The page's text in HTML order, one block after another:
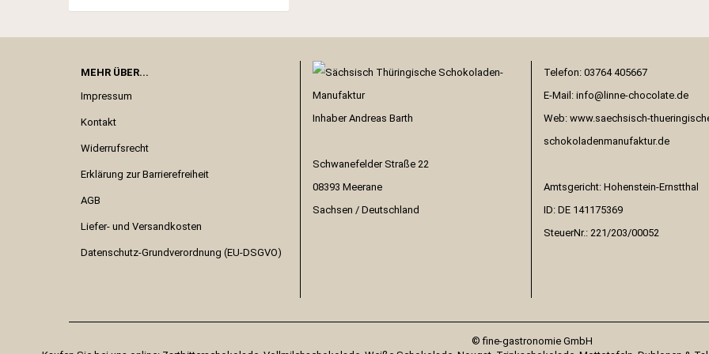
MEHR ÜBER...
Impressum
Kontakt
Widerrufsrecht
Erklärung zur Barrierefreiheit
AGB
Liefer- und Versandkosten
Datenschutz-Grundverordnung (EU-DSGVO)
Inhaber Andreas Barth
Schwanefelder Straße 22
08393 Meerane
Sachsen / Deutschland
Telefon: 03764 405667
E-Mail: info@linne-chocolate.de
Web: www.saechsisch-
schokoladenmanufaktur.de
Amtsgericht: Hohenstein-Ernstthal
ID: DE 141175369
SteuerNr.: 221/203/00052
© fine-gastronomie GmbH